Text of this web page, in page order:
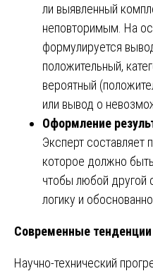
ли выявленный
неповторимым. На
формулируется
положительный,
вероятный
или вывод о
Оформление
Эксперт составляет
которое должно
чтобы любой другой
логику и
Современные
Научно-технический